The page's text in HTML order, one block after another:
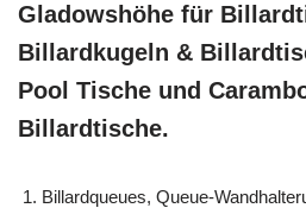
Gladowshöhe für
Billardkugeln &
Pool Tische und
Billardtische.
Billardqueues, Queue-